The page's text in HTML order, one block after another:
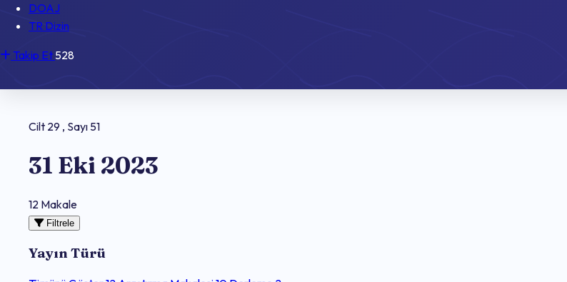
DOAJ
TR Dizin
Takip Et 528
Cilt 29 , Sayı 51
31 Eki 2023
12 Makale
Filtrele
Yayın Türü